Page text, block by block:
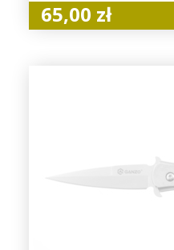
65,00 zł